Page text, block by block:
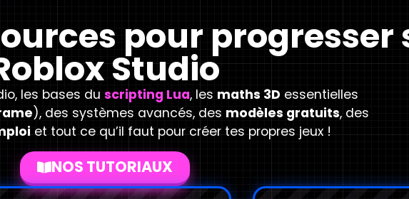
pour progresser
Studio
les bases duscripting Lua, les maths 3D essentielles
), des systèmes avancés, des modèles gratuits, des
et tout ce qu’il faut pour créer tes propres jeux !
NOS TUTORIAUX